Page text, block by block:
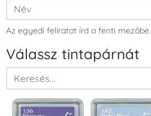
Az egyedi feliratot írd a fenti mezőbe.
Válassz tintapárnát